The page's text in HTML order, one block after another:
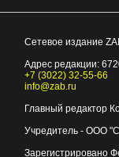
Сетевое издание
Адрес редакции:
+7 (3022) 32-55-66
info@zab.ru
Главный редактор
Учредитель - ООО
Зарегистрировано